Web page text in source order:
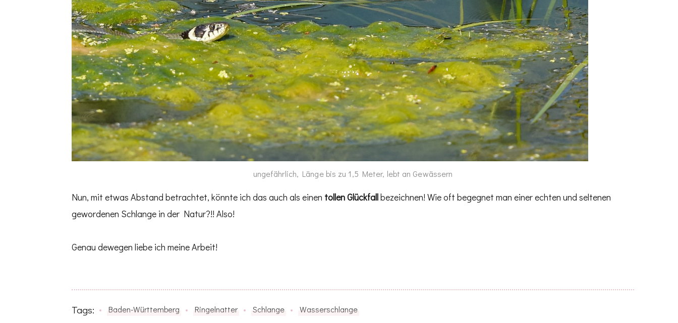
ungefährlich, Länge bis zu 1,5 Meter, lebt an Gewässern
Nun, mit etwas Abstand betrachtet, könnte ich das auch als einen tollen Glückfallbezeichnen! Wie oft begegnet man einer echten und seltenen
gewordenen Schlange in der Natur?!! Also!
Genau dewegen liebe ich meine Arbeit!
Tags: Baden-Württemberg Ringelnatter Schlange Wasserschlange